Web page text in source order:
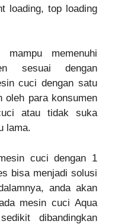
loading, top loading
memenuhi
sesuai dengan
cuci dengan satu
oleh para konsumen
atau tidak suka
lama.
cuci dengan 1
bisa menjadi solusi
anda akan
mesin cuci Aqua
dibandingkan